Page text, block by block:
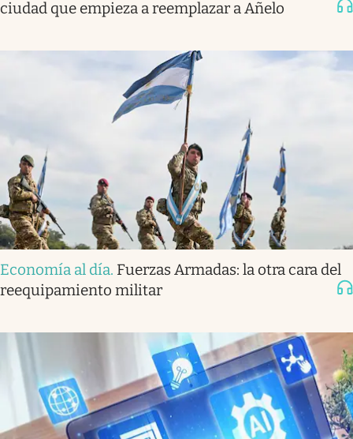
ciudad que empieza a reemplazar a Añelo
Economía al día. Fuerzas Armadas: la otra cara del
reequipamiento militar